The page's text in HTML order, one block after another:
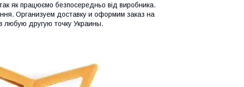
як працюємо безпосередньо від виробника.
Организуем доставку и оформим заказ на
любую другую точку Украины.